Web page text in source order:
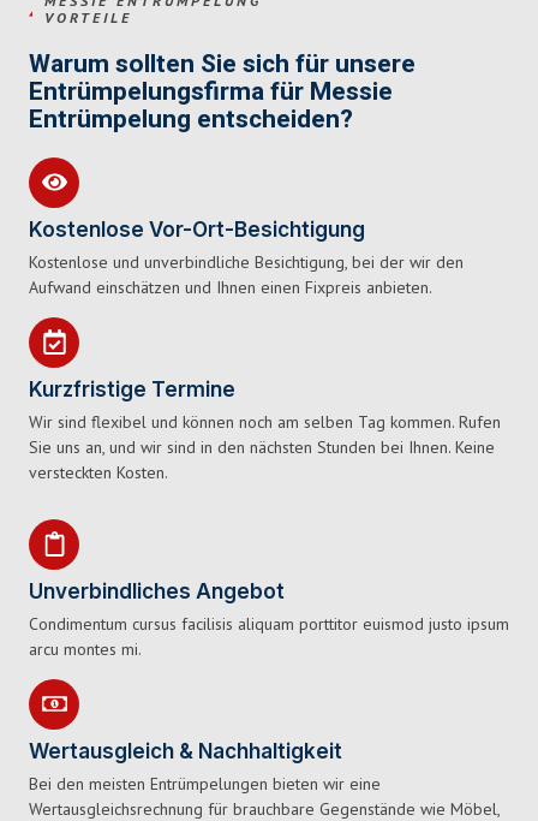
VORTEILE
Warum sollten Sie sich für unsere
Entrümpelungsfirma für Messie
Entrümpelung entscheiden?
Kostenlose Vor-Ort-Besichtigung
Kostenlose und unverbindliche Besichtigung, bei der wir den
Aufwand einschätzen und Ihnen einen Fixpreis anbieten.
Kurzfristige Termine
Wir sind flexibel und können noch am selben Tag kommen. Rufen
Sie uns an, und wir sind in den nächsten Stunden bei Ihnen. Keine
versteckten Kosten.
Unverbindliches Angebot
Condimentum cursus facilisis aliquam porttitor euismod justo ipsum
arcu montes mi.
Wertausgleich & Nachhaltigkeit
Bei den meisten Entrümpelungen bieten wir eine
Wertausgleichsrechnung für brauchbare Gegenstände wie Möbel,